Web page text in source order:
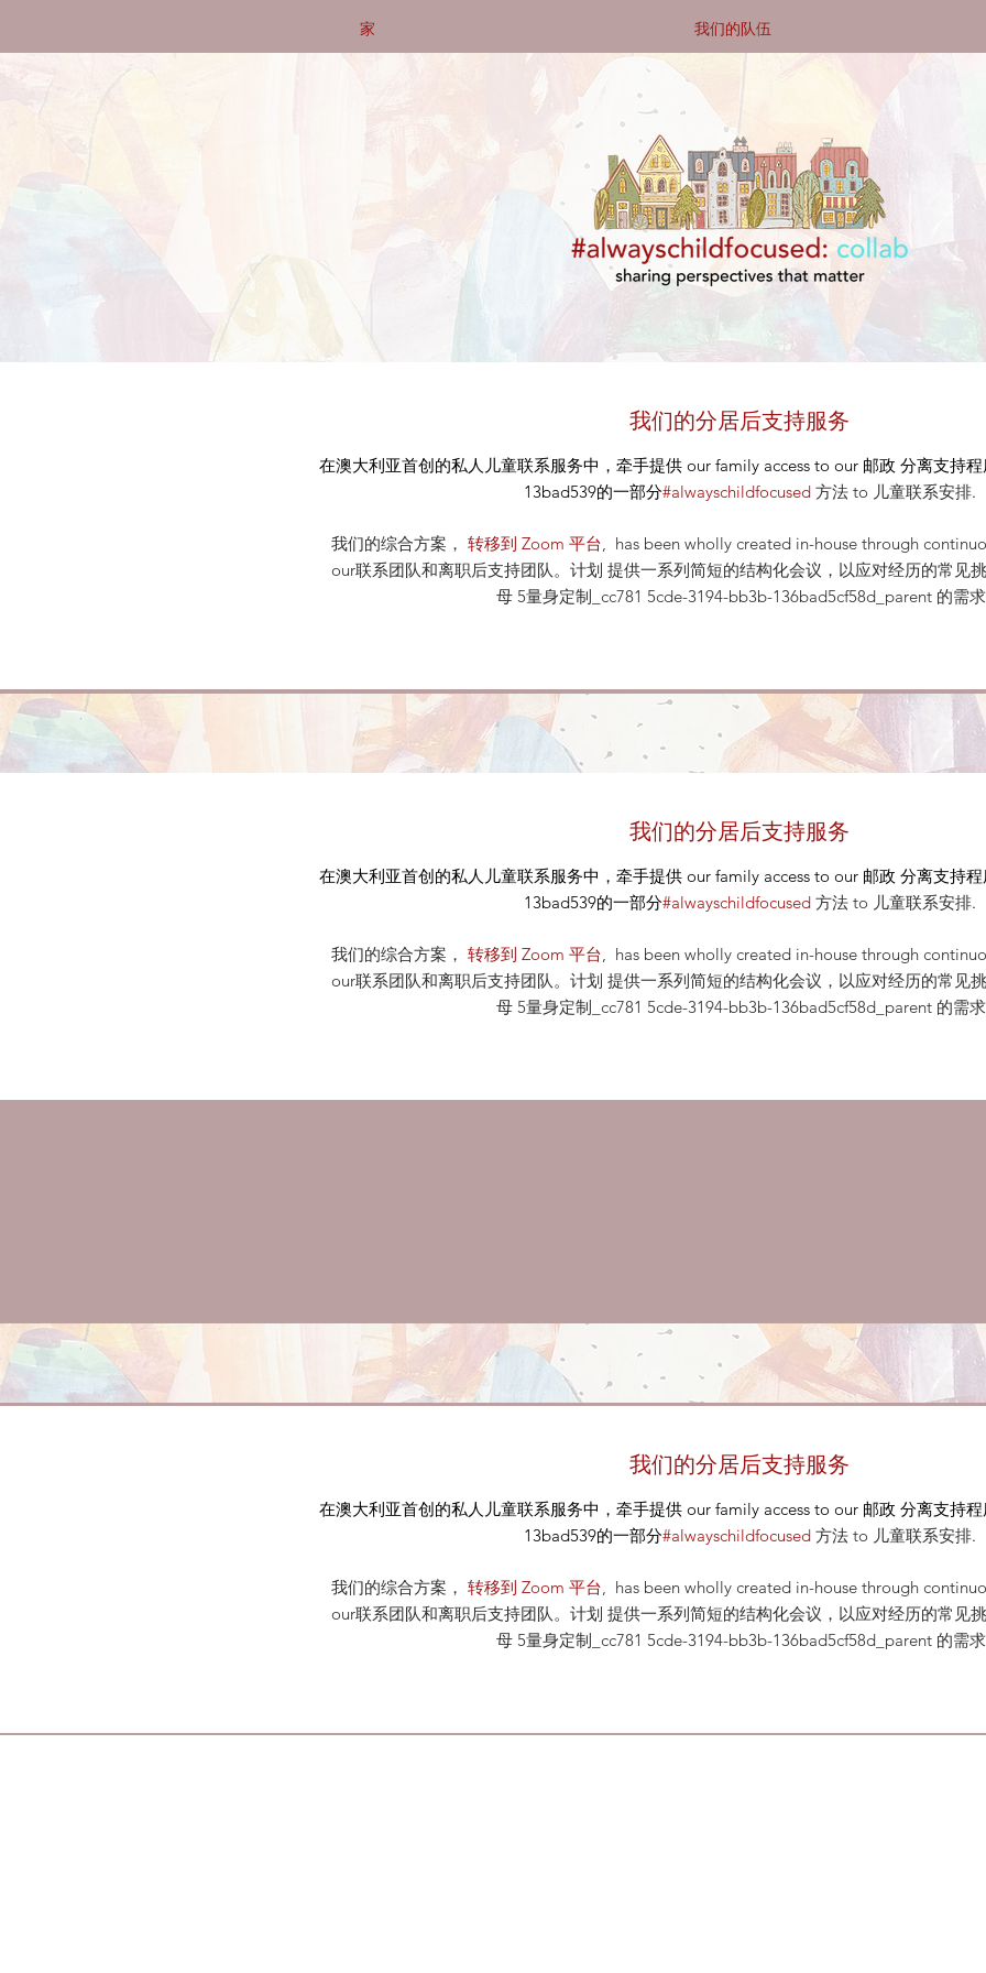
家 我们的队伍
我们的分居后支持服务
在澳大利亚首创的私人儿童联系服务中，牵手提供 our family access to our 邮政 分离支持
13bad539的一部分#alwayschildfocused 方法to 儿童联系安排.
我们的综合方案， 转移到 Zoom 平台, has been wholly created in-house through
our联系团队和离职后支持团队。计划 提供一系列简短的结构化会议，以应对经历的常见
母 5量身定制_cc781 5cde-3194-bb3b-136bad5cf58d_parent 的需
我们的分居后支持服务
在澳大利亚首创的私人儿童联系服务中，牵手提供 our family access to our 邮政 分离支持
13bad539的一部分#alwayschildfocused 方法to 儿童联系安排.
我们的综合方案， 转移到 Zoom 平台, has been wholly created in-house through
our联系团队和离职后支持团队。计划 提供一系列简短的结构化会议，以应对经历的常见
母 5量身定制_cc781 5cde-3194-bb3b-136bad5cf58d_parent 的需
我们的分居后支持服务
在澳大利亚首创的私人儿童联系服务中，牵手提供 our family access to our 邮政 分离支持
13bad539的一部分#alwayschildfocused 方法to 儿童联系安排.
我们的综合方案， 转移到 Zoom 平台, has been wholly created in-house through
our联系团队和离职后支持团队。计划 提供一系列简短的结构化会议，以应对经历的常见
母 5量身定制_cc781 5cde-3194-bb3b-136bad5cf58d_parent 的需